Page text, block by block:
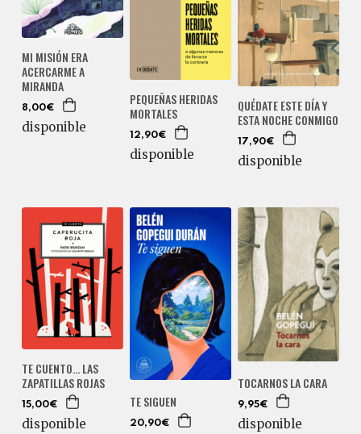
MI MISIÓN ERA
ACERCARME A
MIRANDA
8,00€
disponible
PEQUEÑAS HERIDAS
MORTALES
12,90€
disponible
QUÉDATE ESTE DÍA Y
ESTA NOCHE CONMIGO
17,90€
disponible
TE CUENTO... LAS
ZAPATILLAS ROJAS
15,00€
disponible
TE SIGUEN
20,90€
TOCARNOS LA CARA
9,95€
disponible